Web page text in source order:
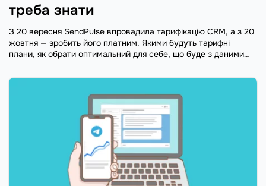
треба знати
З 20 вересня SendPulse впровадила тарифікацію CRM, а з 20
жовтня — зробить його платним. Якими будуть тарифні
плани, як обрати оптимальний для себе, що буде з даними